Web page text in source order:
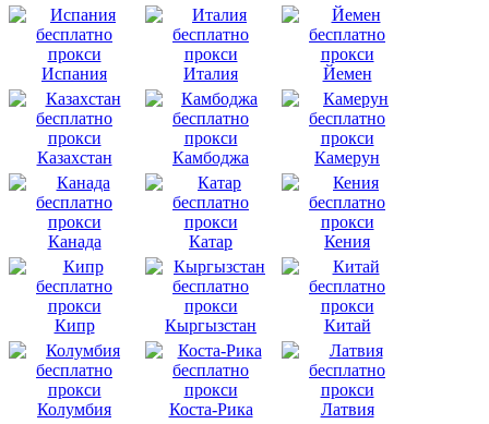
Испания Италия Йемен
Казахстан Камбоджа Камерун
Канада Катар Кения
Кипр Кыргызстан Китай
Колумбия Коста-Рика Латвия